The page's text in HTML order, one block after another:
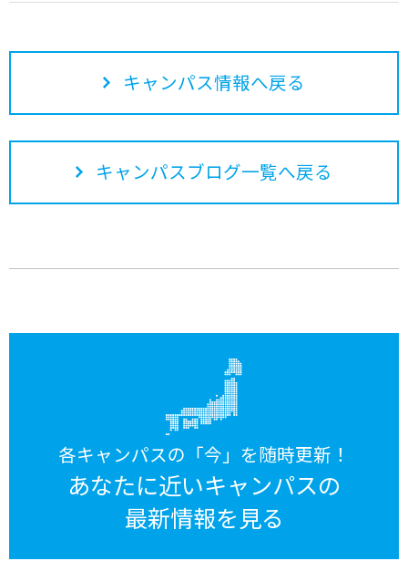
キャンパス情報へ戻る
キャンパスブログ一覧へ戻る
各キャンパスの「今」を随時更新！
あなたに近いキャンパスの
最新情報を見る